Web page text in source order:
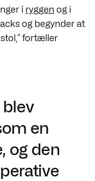
i ryggen og i
og begynder at
fortæller
en
og den